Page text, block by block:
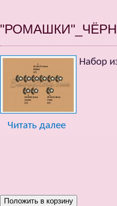
Набор
Читать далее